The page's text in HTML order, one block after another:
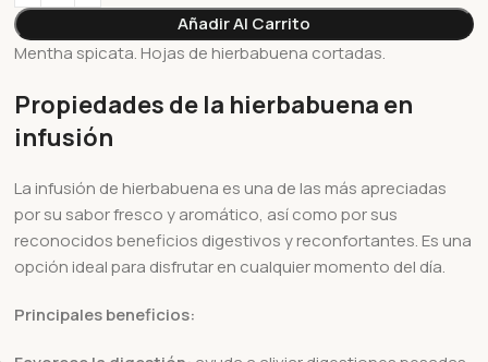
Añadir Al Carrito
Mentha spicata. Hojas de hierbabuena cortadas.
Propiedades de la hierbabuena en
infusión
La infusión de hierbabuena es una de las más apreciadas
por su sabor fresco y aromático, así como por sus
reconocidos beneficios digestivos y reconfortantes. Es una
opción ideal para disfrutar en cualquier momento del día.
Principales beneficios: